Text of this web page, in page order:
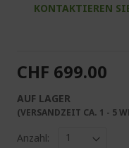
KONTAKTIEREN
CHF 699.00
AUF LAGER
(VERSANDZEIT CA. 1 - 5
Anzahl: